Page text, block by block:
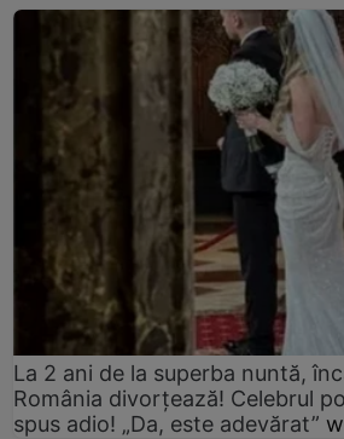
La 2 ani de la superba nuntă,
România divorțează! Celebrul
spus adio! „Da, este adevărat”